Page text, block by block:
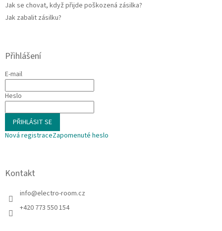
Jak se chovat, když přijde poškozená zásilka?
Jak zabalit zásilku?
Přihlášení
E-mail
Heslo
PŘIHLÁSIT SE
Nová registraceZapomenuté heslo
Kontakt
info@electro-room.cz
+420 773 550 154